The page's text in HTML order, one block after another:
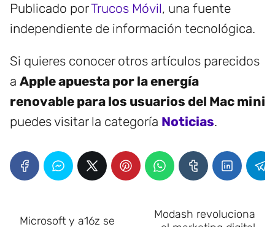
Publicado porTrucos Móvil, una fuente
independiente de información tecnológica.
Si quieres conocer otros artículos parecidos
a Apple apuesta por la energía
renovable para los usuarios del Mac mini
puedes visitar la categoría Noticias.
Microsoft y a16z se
Modash revoluciona